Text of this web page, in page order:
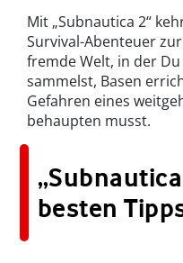
Mit „Subnautica 2“
Survival-Abenteuer
fremde Welt, in der
sammelst, Basen
Gefahren eines
behaupten musst.
besten